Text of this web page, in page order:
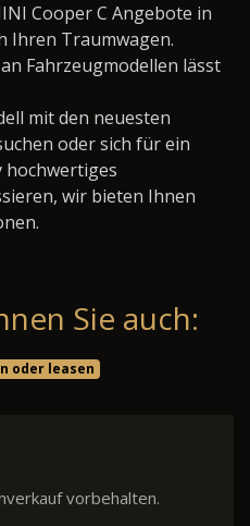
Cooper C Angebote in
Ihren Traumwagen.
Fahrzeugmodellen lässt
mit den neuesten
oder sich für ein
hochwertiges
wir bieten Ihnen
Sie auch:
oder leasen
vorbehalten.